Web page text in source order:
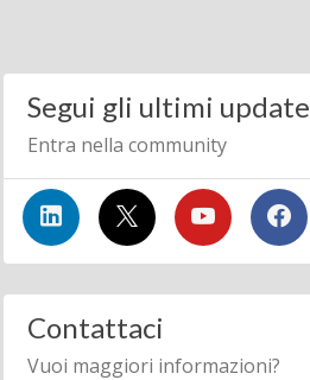
Segui gli ultimi update
Entra nella community
Contattaci
Vuoi maggiori informazioni?